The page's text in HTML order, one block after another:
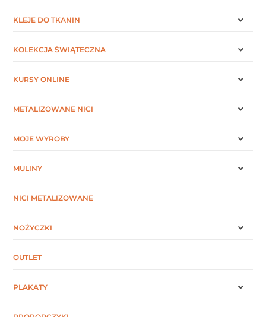
KLEJE DO TKANIN
KOLEKCJA ŚWIĄTECZNA
KURSY ONLINE
METALIZOWANE NICI
MOJE WYROBY
MULINY
NICI METALIZOWANE
NOŻYCZKI
OUTLET
PLAKATY